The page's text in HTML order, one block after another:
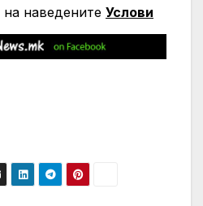
на нaведените Услови